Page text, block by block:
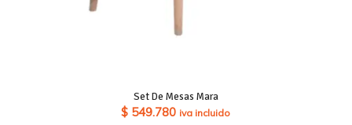
Set De Mesas Mara
$ 549.780 iva incluido